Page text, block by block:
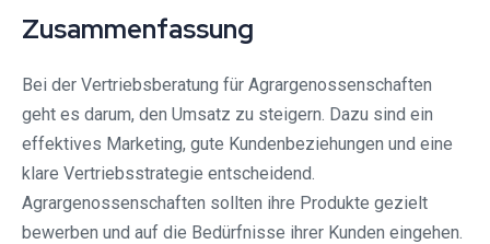
Zusammenfassung
Bei der Vertriebsberatung für Agrargenossenschaften
geht es darum, den Umsatz zu steigern. Dazu sind ein
effektives Marketing, gute Kundenbeziehungen und eine
klare Vertriebsstrategie entscheidend.
Agrargenossenschaften sollten ihre Produkte gezielt
bewerben und auf die Bedürfnisse ihrer Kunden eingehen.